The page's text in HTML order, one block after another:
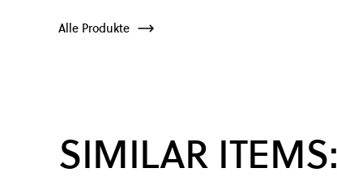
Alle Produkte
SIMILAR ITEMS: